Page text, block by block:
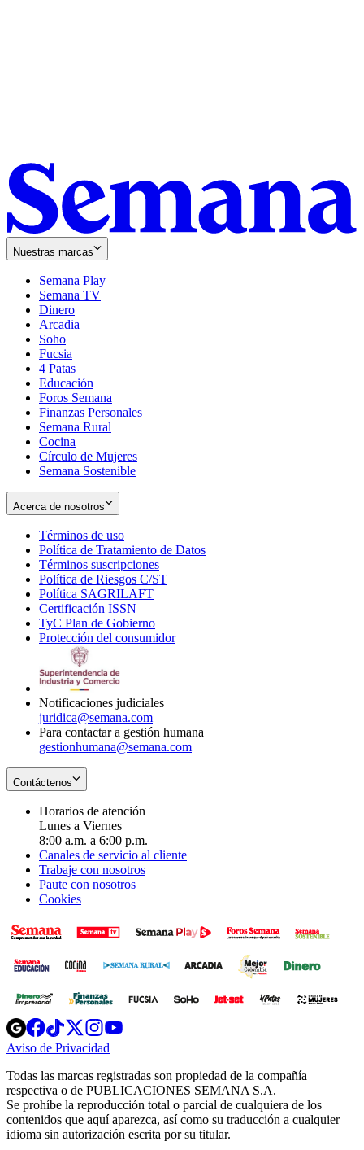
Nuestras marcas
Semana Play
Semana TV
Dinero
Arcadia
Soho
in
new
window
Fucsia
in
new
window
4 Patas
Educación
Foros Semana
Finanzas Personales
Semana Rural
Cocina
Círculo de Mujeres
Semana Sostenible
Acerca de nosotros
Términos de uso
in
new
window
Política de Tratamiento de Datos
Términos suscripciones
in
Política de Riesgos C/ST
Política SAGRILAFT
new
window
Certificación ISSN
in
new
TyC Plan de Gobierno
in
Protección del consumidorOpens
Notificaciones judiciales
juridica@semana.com
Para contactar a gestión humana
gestionhumana@semana.com
Contáctenos
Horarios de atención
Lunes a Viernes
8:00 a.m. a 6:00 p.m.
Canales de servicio al cliente
Trabaje con nosotros
Paute con nosotros
Cookies
Opens
in
new
Opens
in
new
Opens
in
new
window
Opens
new
windowwindow
Aviso de Privacidad
new
window
Todas las marcas registradas son propiedad de la compañía
respectiva o de PUBLICACIONES SEMANA S.A.
Se prohíbe la reproducción total o parcial de cualquiera de los
contenidos que aquí aparezca, así como su traducción a cualquier
idioma sin autorización escrita por su titular.